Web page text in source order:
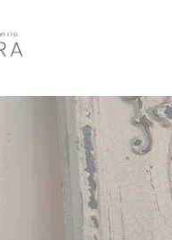
ABOUT US
STYLE